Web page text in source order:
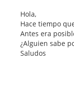
Hola,
Hace tiempo
Antes era
¿Alguien sabe
Saludos